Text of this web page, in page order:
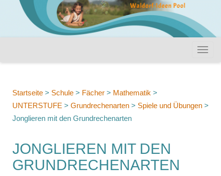
Startseite > Schule > Fächer > Mathematik >
UNTERSTUFE > Grundrechenarten > Spiele und Übungen >
Jonglieren mit den Grundrechenarten
JONGLIEREN MIT DEN
GRUNDRECHENARTEN